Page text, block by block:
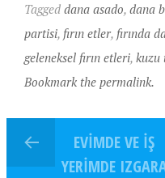
Tagged dana asado, dana
partisi, fırın etler, fırında
geleneksel fırın etleri, kuzu
Bookmark the permalink.
EVIMDE VE IŞ
YERIMDE